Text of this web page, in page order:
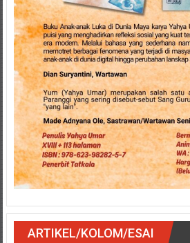
ARTIKEL/KOLOM/ESAI